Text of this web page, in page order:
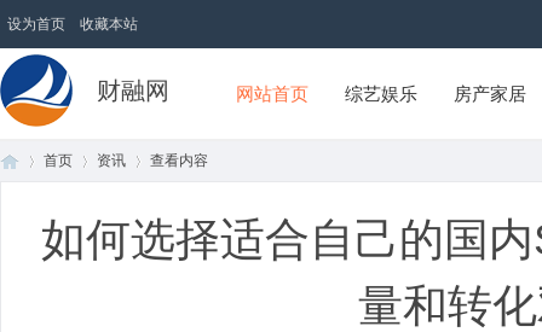
设为首页 收藏本站
财融网 网站首页 综艺娱乐 房产家居
首页 资讯 查看内容
如何选择适合自己的国
量和转